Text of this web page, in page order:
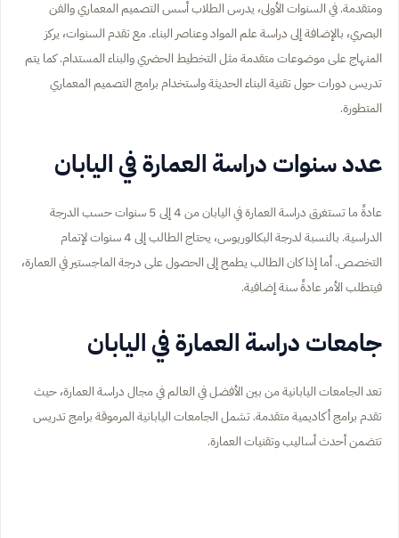
ومتقدمة. في السنوات الأولى، يدرس الطلاب أسس التصميم المعماري والفن
البصري، بالإضافة إلى دراسة علم المواد وعناصر البناء. مع تقدم السنوات، يركز
المنهاج على موضوعات متقدمة مثل التخطيط الحضري والبناء المستدام. كما يتم
تدريس دورات حول تقنية البناء الحديثة واستخدام برامج التصميم المعماري
المتطورة.
عدد سنوات دراسة العمارة في اليابان
عادةً ما تستغرق دراسة العمارة في اليابان من 4 إلى 5 سنوات حسب الدرجة
الدراسية. بالنسبة لدرجة البكالوريوس، يحتاج الطالب إلى 4 سنوات لإتمام
التخصص. أما إذا كان الطالب يطمح إلى الحصول على درجة الماجستير في العمارة،
فيتطلب الأمر عادةً سنة إضافية.
جامعات دراسة العمارة في اليابان
تعد الجامعات اليابانية من بين الأفضل في العالم في مجال دراسة العمارة، حيث
تقدم برامج أكاديمية متقدمة. تشمل الجامعات اليابانية المرموقة برامج تدريس
تتضمن أحدث أساليب وتقنيات العمارة.